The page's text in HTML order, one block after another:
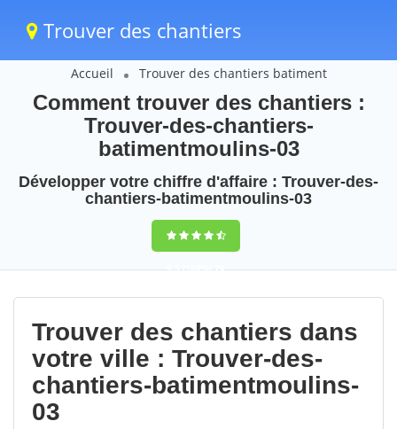
Trouver des chantiers
Accueil Trouver des chantiers batiment
Comment trouver des chantiers :
Trouver-des-chantiers-
batimentmoulins-03
Développer votre chiffre d'affaire : Trouver-des-
chantiers-batimentmoulins-03
9,5(100%)70
votes
Trouver des chantiers dans
votre ville : Trouver-des-
chantiers-batimentmoulins-
03